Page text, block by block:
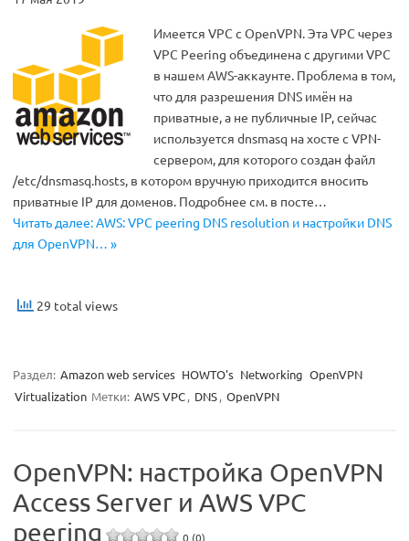
Имеется VPC с OpenVPN. Эта VPC через
VPC Peering объединена с другими VPC
в нашем AWS-аккаунте. Проблема в том,
что для разрешения DNS имён на
приватные, а не публичные IP, сейчас
используется dnsmasq на хосте с VPN-
сервером, для которого создан файл
/etc/dnsmasq.hosts, в котором вручную приходится вносить
приватные IP для доменов. Подробнее см. в посте…
Читать далее: AWS: VPC peering DNS resolution и настройки DNS
для OpenVPN… »
29 total views
Раздел: Amazon web services HOWTO's Networking OpenVPN
Virtualization Метки: AWS VPC, DNS, OpenVPN
OpenVPN: настройка OpenVPN
Access Server и AWS VPC
peering
0 (0)